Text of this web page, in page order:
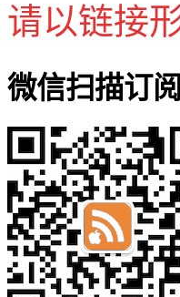
请以链接
微信扫描订阅